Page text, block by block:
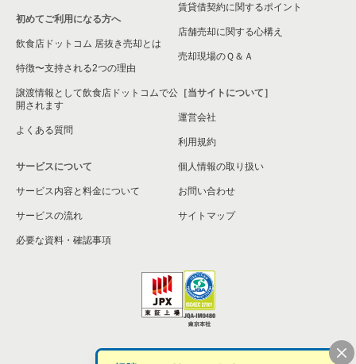
大阪市城東区の飲食店の居抜き売却物件の案件一覧
大阪市旭区の飲食店の居抜き売却物件の案件一覧
和泉市の飲食店の居抜き売却物件の案件一覧
池田市の飲食店の居抜き売却物件の案件一覧
大阪市大正区の飲食店の居抜き売却物件の案件一覧
大阪市平野区の飲食店の居抜き売却物件の案件一覧
大阪市住吉区の飲食店の居抜き売却物件の案件一覧
柏原市の飲食店の居抜き売却物件の案件一覧
初めてご利用になる方へ
飲食店ドットコム 居抜き売却とは
特徴〜支持される2つの理由
譲渡情報として飲食店ドットコムで公
開されます
よくある質問
サービスについて
サービス内容と料金について
サービスの流れ
必要な資料・確認事項
賃貸借契約に関するポイント
店舗売却に関する心構え
売却現場のＱ＆Ａ
［当サイトについて］
運営会社
利用規約
個人情報の取り扱い
お問い合わせ
サイトマップ
個人情報の取扱い